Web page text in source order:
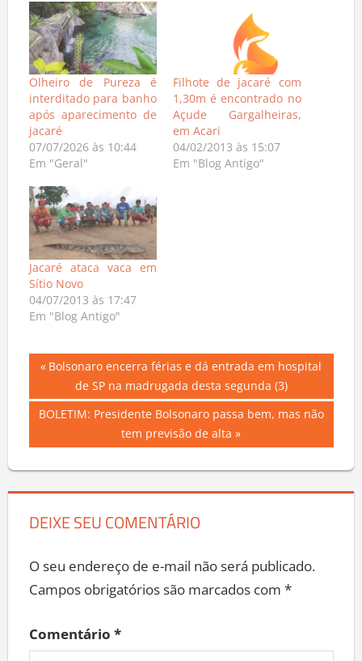
Olheiro de Pureza é
interditado para banho
após aparecimento de
jacaré
07/07/2026 às 10:44
Em "Geral"
Filhote de jacaré com
1,30m é encontrado no
Açude Gargalheiras,
em Acari
04/02/2013 às 15:07
Em "Blog Antigo"
Jacaré ataca vaca em
Sítio Novo
04/07/2013 às 17:47
Em "Blog Antigo"
Navegação
de
Previous
Bolsonaro encerra férias e dá entrada em hospital
de SP na madrugada desta segunda (3)
Next
BOLETIM: Presidente Bolsonaro passa bem, mas não
tem previsão de alta
DEIXE SEU COMENTÁRIO
O seu endereço de e-mail não será publicado.
Campos obrigatórios são marcados com *
Comentário *